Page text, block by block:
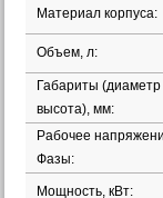
Материал корпуса:
Объем, л:
Габариты (диаметр
высота), мм:
Рабочее
Фазы:
Мощность, кВт: